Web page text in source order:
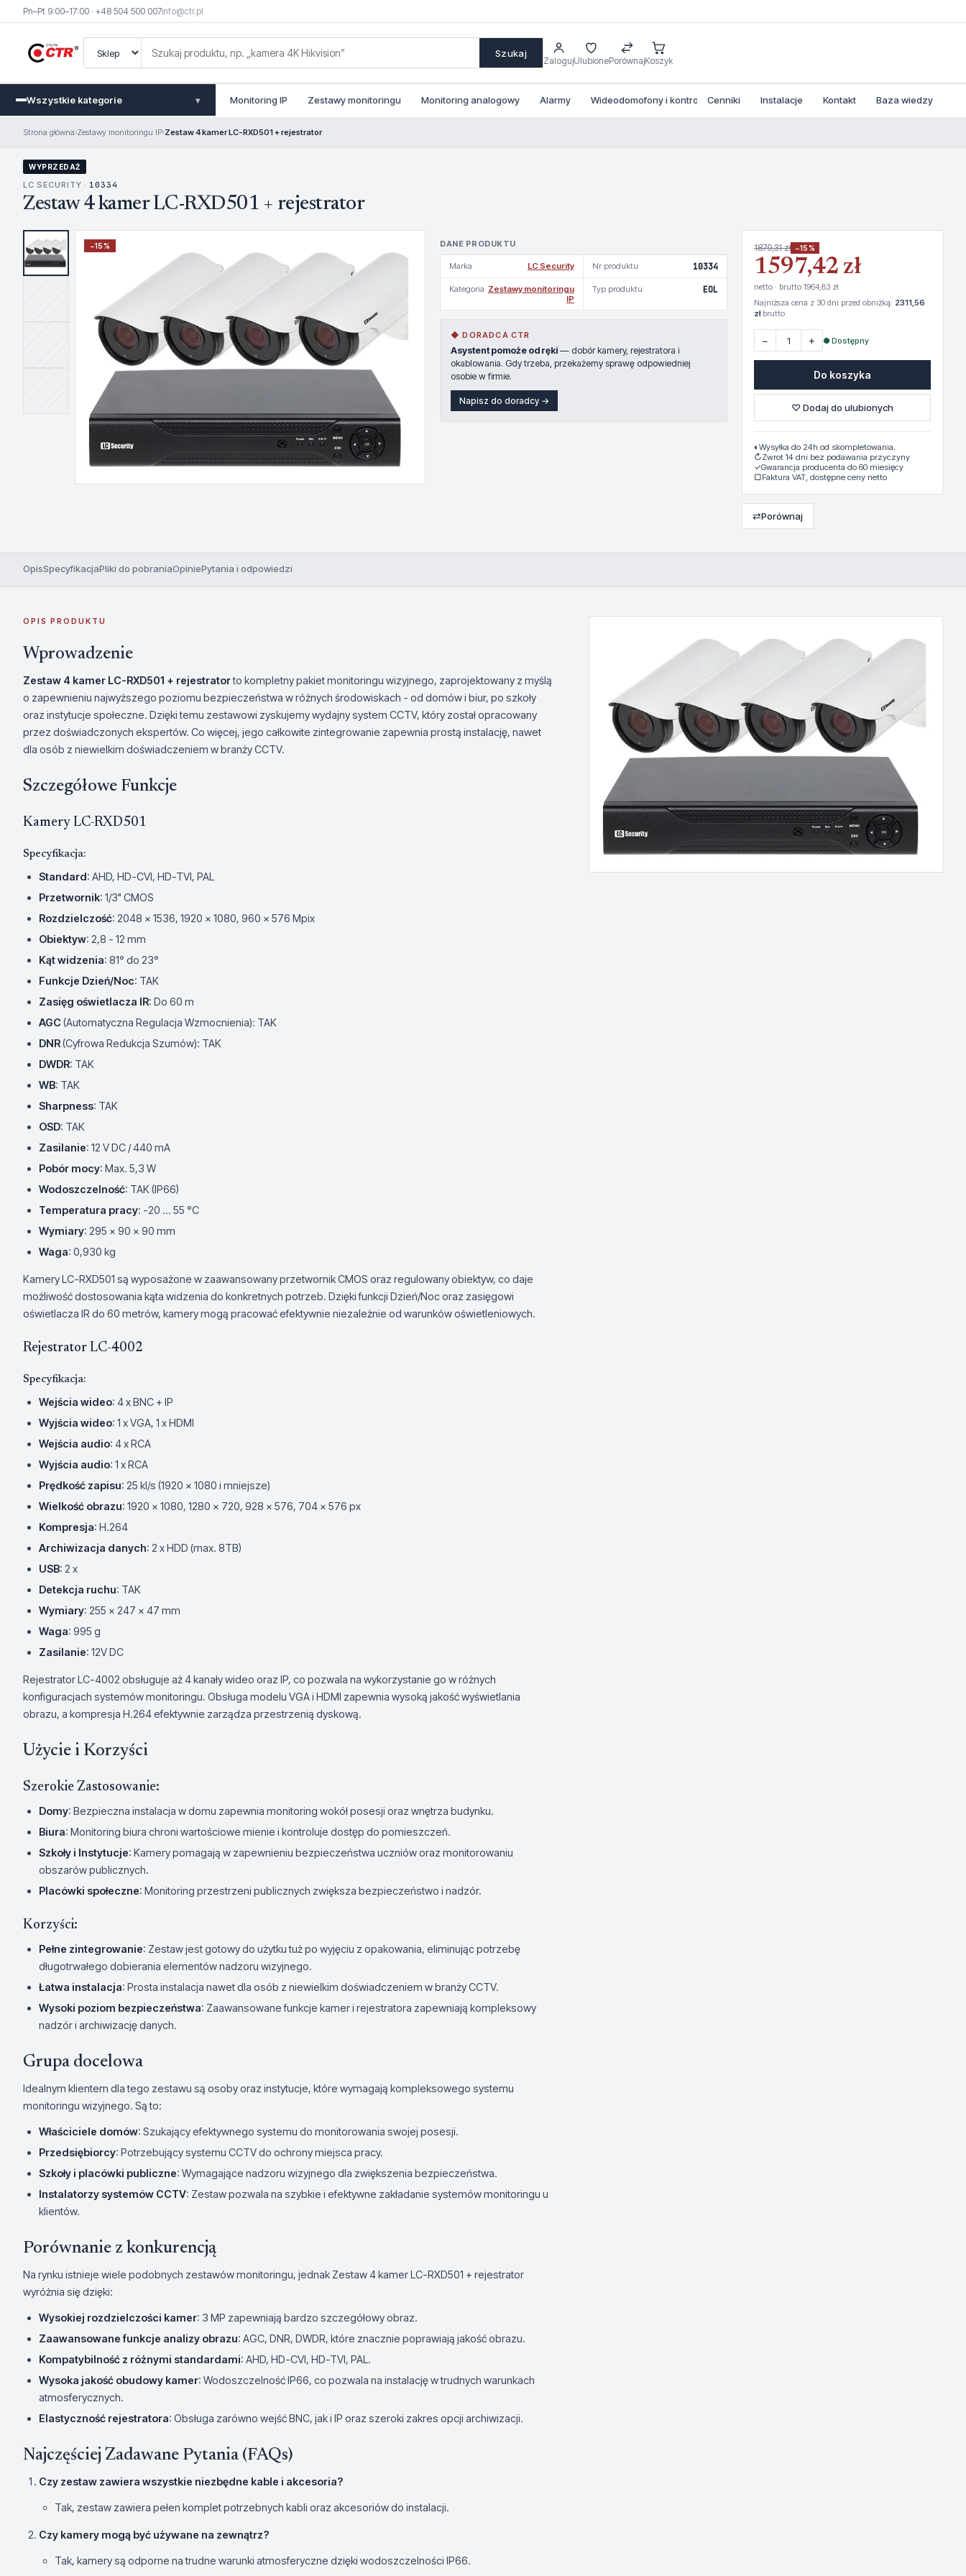
Pn–Pt 9:00–17:00 · +48 504 500 007info@ctr.pl
Szukaj
ZalogujUlubionePorównajKoszyk
Wszystkie kategorie ▾ Monitoring IP Zestawy monitoringu Monitoring analogowy Alarmy Wideodomofony i kontrola dostepu
Cenniki Instalacje Kontakt Baza wiedzy
Strona główna›Zestawy monitoringu IP›Zestaw 4 kamer LC-RXD501 + rejestrator
WYPRZEDAŻ
LC SECURITY · 10334
Zestaw 4 kamer LC-RXD501 + rejestrator
−15% DANE PRODUKTU
Marka LC Security Nr produktu 10334
Kategoria Zestawy monitoringu
IP
Typ produktu EOL
◆ DORADCA CTR
Asystent pomoże od ręki — dobór kamery, rejestratora i
okablowania. Gdy trzeba, przekażemy sprawę odpowiedniej
osobie w firmie.
Napisz do doradcy →
1879,31 zł −15%
1597,42 zł
netto · brutto 1964,83 zł
Najniższa cena z 30 dni przed obniżką: 2311,56
złbrutto
− + ● Dostępny
Do koszyka
♡ Dodaj do ulubionych
◐ Wysyłka do 24h od skompletowania.
↻Zwrot 14 dni bez podawania przyczyny
✓Gwarancja producenta do 60 miesięcy
▢Faktura VAT, dostępne ceny netto
⇄Porównaj
OpisSpecyfikacjaPliki do pobraniaOpiniePytania i odpowiedzi
OPIS PRODUKTU
Wprowadzenie
Zestaw 4 kamer LC-RXD501 + rejestratorto kompletny pakiet monitoringu wizyjnego, zaprojektowany z myślą
o zapewnieniu najwyższego poziomu bezpieczeństwa w różnych środowiskach - od domów i biur, po szkoły
oraz instytucje społeczne. Dzięki temu zestawowi zyskujemy wydajny system CCTV, który został opracowany
przez doświadczonych ekspertów. Co więcej, jego całkowite zintegrowanie zapewnia prostą instalację, nawet
dla osób z niewielkim doświadczeniem w branży CCTV.
Szczegółowe Funkcje
Kamery LC-RXD501
Specyfikacja:
Standard: AHD, HD-CVI, HD-TVI, PAL
Przetwornik: 1/3" CMOS
Rozdzielczość: 2048 x 1536, 1920 x 1080, 960 x 576 Mpix
Obiektyw: 2,8 - 12 mm
Kąt widzenia: 81° do 23°
Funkcje Dzień/Noc: TAK
Zasięg oświetlacza IR: Do 60 m
AGC(Automatyczna Regulacja Wzmocnienia): TAK
DNR(Cyfrowa Redukcja Szumów): TAK
DWDR: TAK
WB: TAK
Sharpness: TAK
OSD: TAK
Zasilanie: 12 V DC / 440 mA
Pobór mocy: Max. 5,3 W
Wodoszczelność: TAK (IP66)
Temperatura pracy: -20 ... 55 °C
Wymiary: 295 x 90 x 90 mm
Waga: 0,930 kg
Kamery LC-RXD501 są wyposażone w zaawansowany przetwornik CMOS oraz regulowany obiektyw, co daje
możliwość dostosowania kąta widzenia do konkretnych potrzeb. Dzięki funkcji Dzień/Noc oraz zasięgowi
oświetlacza IR do 60 metrów, kamery mogą pracować efektywnie niezależnie od warunków oświetleniowych.
Rejestrator LC-4002
Specyfikacja:
Wejścia wideo: 4 x BNC + IP
Wyjścia wideo: 1 x VGA, 1 x HDMI
Wejścia audio: 4 x RCA
Wyjścia audio: 1 x RCA
Prędkość zapisu: 25 kl/s (1920 x 1080 i mniejsze)
Wielkość obrazu: 1920 x 1080, 1280 x 720, 928 x 576, 704 x 576 px
Kompresja: H.264
Archiwizacja danych: 2 x HDD (max. 8TB)
USB: 2 x
Detekcja ruchu: TAK
Wymiary: 255 x 247 x 47 mm
Waga: 995 g
Zasilanie: 12V DC
Rejestrator LC-4002 obsługuje aż 4 kanały wideo oraz IP, co pozwala na wykorzystanie go w różnych
konfiguracjach systemów monitoringu. Obsługa modelu VGA i HDMI zapewnia wysoką jakość wyświetlania
obrazu, a kompresja H.264 efektywnie zarządza przestrzenią dyskową.
Użycie i Korzyści
Szerokie Zastosowanie:
Domy: Bezpieczna instalacja w domu zapewnia monitoring wokół posesji oraz wnętrza budynku.
Biura: Monitoring biura chroni wartościowe mienie i kontroluje dostęp do pomieszczeń.
Szkoły i Instytucje: Kamery pomagają w zapewnieniu bezpieczeństwa uczniów oraz monitorowaniu
obszarów publicznych.
Placówki społeczne: Monitoring przestrzeni publicznych zwiększa bezpieczeństwo i nadzór.
Korzyści:
Pełne zintegrowanie: Zestaw jest gotowy do użytku tuż po wyjęciu z opakowania, eliminując potrzebę
długotrwałego dobierania elementów nadzoru wizyjnego.
Łatwa instalacja: Prosta instalacja nawet dla osób z niewielkim doświadczeniem w branży CCTV.
Wysoki poziom bezpieczeństwa: Zaawansowane funkcje kamer i rejestratora zapewniają kompleksowy
nadzór i archiwizację danych.
Grupa docelowa
Idealnym klientem dla tego zestawu są osoby oraz instytucje, które wymagają kompleksowego systemu
monitoringu wizyjnego. Są to:
Właściciele domów: Szukający efektywnego systemu do monitorowania swojej posesji.
Przedsiębiorcy: Potrzebujący systemu CCTV do ochrony miejsca pracy.
Szkoły i placówki publiczne: Wymagające nadzoru wizyjnego dla zwiększenia bezpieczeństwa.
Instalatorzy systemów CCTV: Zestaw pozwala na szybkie i efektywne zakładanie systemów monitoringu u
klientów.
Porównanie z konkurencją
Na rynku istnieje wiele podobnych zestawów monitoringu, jednak Zestaw 4 kamer LC-RXD501 + rejestrator
wyróżnia się dzięki:
Wysokiej rozdzielczości kamer: 3 MP zapewniają bardzo szczegółowy obraz.
Zaawansowane funkcje analizy obrazu: AGC, DNR, DWDR, które znacznie poprawiają jakość obrazu.
Kompatybilność z różnymi standardami: AHD, HD-CVI, HD-TVI, PAL.
Wysoka jakość obudowy kamer: Wodoszczelność IP66, co pozwala na instalację w trudnych warunkach
atmosferycznych.
Elastyczność rejestratora: Obsługa zarówno wejść BNC, jak i IP oraz szeroki zakres opcji archiwizacji.
Najczęściej Zadawane Pytania (FAQs)
Czy zestaw zawiera wszystkie niezbędne kable i akcesoria?
Tak, zestaw zawiera pełen komplet potrzebnych kabli oraz akcesoriów do instalacji.
Czy kamery mogą być używane na zewnątrz?
Tak, kamery są odporne na trudne warunki atmosferyczne dzięki wodoszczelności IP66.